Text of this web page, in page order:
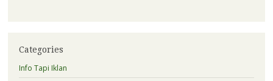
Categories
Info Tapi Iklan